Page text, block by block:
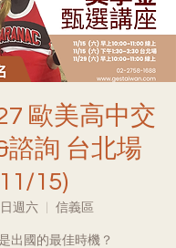
歐美高中交
諮詢 台北場
15)
日週六 信義區
出國的最佳時機？